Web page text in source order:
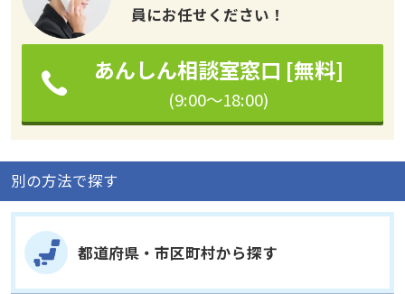
員にお任せください！
あんしん相談室窓口 [無料]
(9:00～18:00)
別の方法で探す
都道府県・市区町村から探す